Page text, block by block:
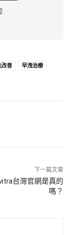
改善
早洩治療
下一篇文章
台灣官網是真的
嗎？